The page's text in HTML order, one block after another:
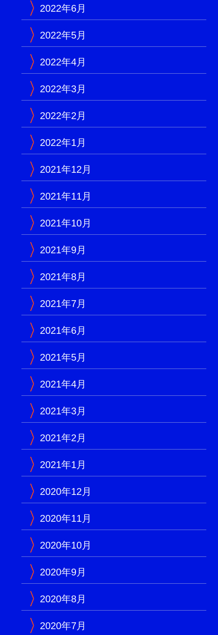
2022年6月
2022年5月
2022年4月
2022年3月
2022年2月
2022年1月
2021年12月
2021年11月
2021年10月
2021年9月
2021年8月
2021年7月
2021年6月
2021年5月
2021年4月
2021年3月
2021年2月
2021年1月
2020年12月
2020年11月
2020年10月
2020年9月
2020年8月
2020年7月